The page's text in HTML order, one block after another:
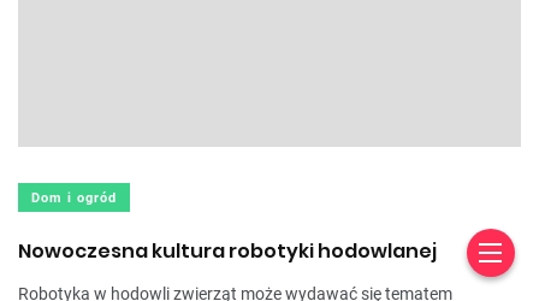
Dom i ogród
Nowoczesna kultura robotyki hodowlanej
Robotyka w hodowli zwierząt może wydawać się tematem